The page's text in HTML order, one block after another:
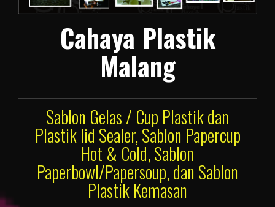
Cahaya Plastik
Malang
Sablon Gelas / Cup Plastik dan
Plastik lid Sealer, Sablon Papercup
Hot & Cold, Sablon
Paperbowl/Papersoup, dan Sablon
Plastik Kemasan